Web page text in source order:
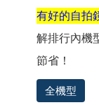
有好的自拍
解排行內機
節省！
全機型